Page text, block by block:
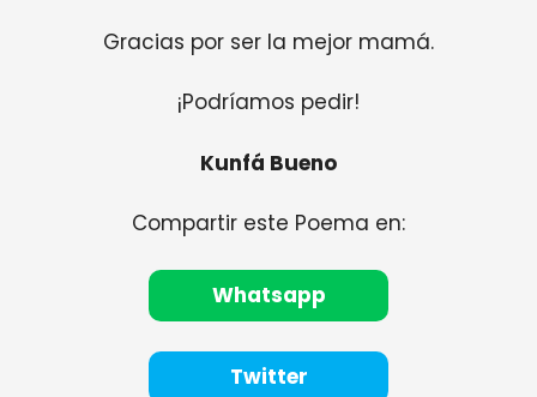
Gracias por ser la mejor mamá.
¡Podríamos pedir!
Kunfá Bueno
Compartir este Poema en:
Whatsapp
Twitter